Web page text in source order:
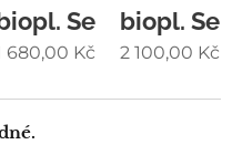
Se
680,00 Kč
biopl. Se
2 100,00 Kč